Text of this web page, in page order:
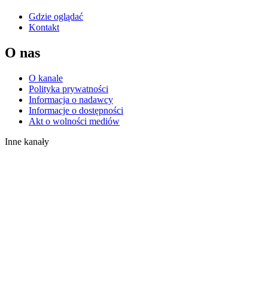
Gdzie oglądać
Kontakt
O nas
O kanale
Polityka prywatności
Informacja o nadawcy
Informacje o dostępności
Akt o wolności mediów
Inne kanały